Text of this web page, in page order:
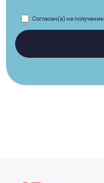
Согласен(а) на получение